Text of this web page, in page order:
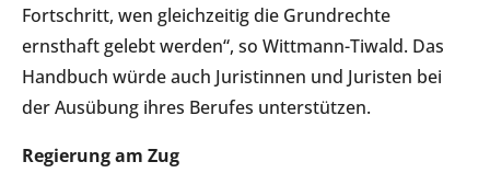
Fortschritt, wen gleichzeitig die Grundrechte
ernsthaft gelebt werden“, so Wittmann-Tiwald. Das
Handbuch würde auch Juristinnen und Juristen bei
der Ausübung ihres Berufes unterstützen.
Regierung am Zug